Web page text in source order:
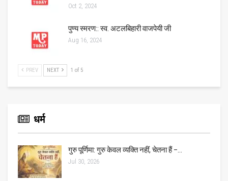
Oct 2, 2024
पुण्य स्मरण:: स्व. अटलबिहारी वाजपेयी जी
Aug 16, 2024
PREV NEXT 1 of 5
धर्म
गुरु पूर्णिमा: गुरु केवल व्यक्ति नहीं, चेतना हैं –…
Jul 30, 2026